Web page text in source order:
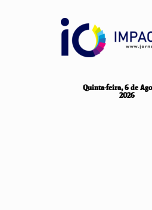
Quinta-feira, 6 de
2026